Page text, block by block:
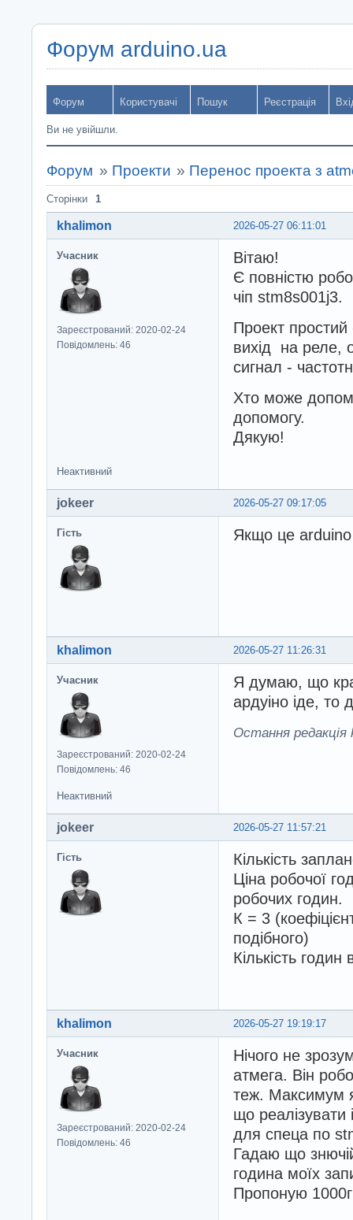
Форум arduino.ua
Форум Користувачі Пошук Реєстрація
Ви не увійшли.
Форум » Проекти » Перенос проекта з
Сторінки 1
2026-05-27 06:11:01
khalimon
Учасник
Зареєстрований: 2020-02-24
Повідомлень: 46
Вітаю!
Є повністю
чіп stm8s001j3.
Проект простий
вихід на реле,
сигнал -
Хто може
допомогу.
Дякую!
Неактивний
2026-05-27 09:17:05
jokeer
Гість Якщо це arduino
2026-05-27 11:26:31
khalimon
Учасник
Зареєстрований: 2020-02-24
Повідомлень: 46
Я думаю, що
ардуіно іде, то
Остання редакція
Неактивний
2026-05-27 11:57:21
jokeer
Гість
Кількість
Ціна робочої
робочих годин.
К = 3
подібного)
Кількість
2026-05-27 19:19:17
khalimon
Учасник
Зареєстрований: 2020-02-24
Повідомлень: 46
Нічого не
атмега. Він
теж. Максимум
що
для спеца по
Гадаю що
година моїх
Пропоную